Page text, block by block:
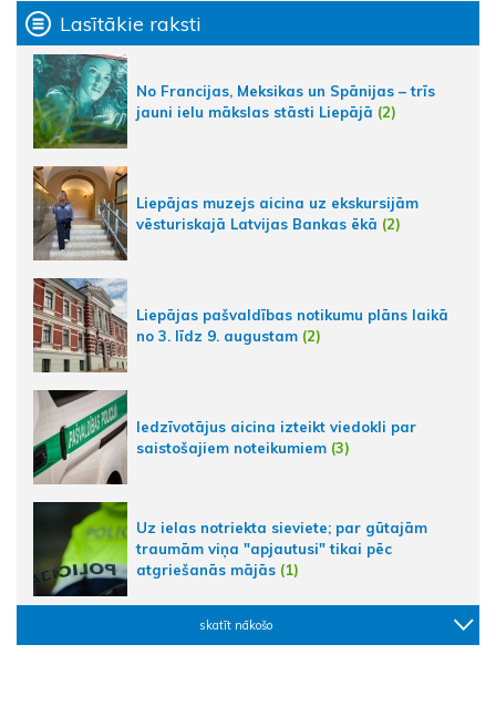
Lasītākie raksti
No Francijas, Meksikas un Spānijas – trīs
jauni ielu mākslas stāsti Liepājā (2)
Liepājas muzejs aicina uz ekskursijām
vēsturiskajā Latvijas Bankas ēkā (2)
Liepājas pašvaldības notikumu plāns laikā
no 3. līdz 9. augustam (2)
Iedzīvotājus aicina izteikt viedokli par
saistošajiem noteikumiem (3)
Uz ielas notriekta sieviete; par gūtajām
traumām viņa "apjautusi" tikai pēc
atgriešanās mājās (1)
skatīt nākošo